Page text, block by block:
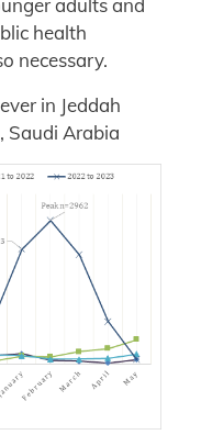
adults and
health
necessary.
in Jeddah
Saudi Arabia